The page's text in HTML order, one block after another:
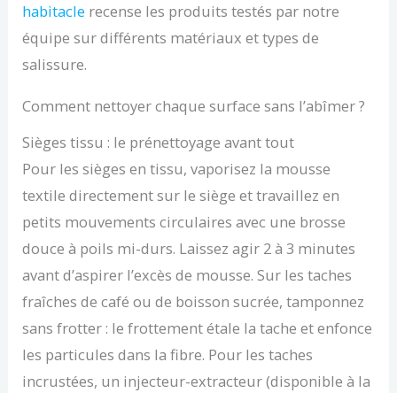
habitacle recense les produits testés par notre
équipe sur différents matériaux et types de
salissure.
Comment nettoyer chaque surface sans l’abîmer ?
Sièges tissu : le prénettoyage avant tout
Pour les sièges en tissu, vaporisez la mousse
textile directement sur le siège et travaillez en
petits mouvements circulaires avec une brosse
douce à poils mi-durs. Laissez agir 2 à 3 minutes
avant d’aspirer l’excès de mousse. Sur les taches
fraîches de café ou de boisson sucrée, tamponnez
sans frotter : le frottement étale la tache et enfonce
les particules dans la fibre. Pour les taches
incrustées, un injecteur-extracteur (disponible à la